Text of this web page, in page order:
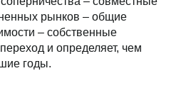
рынков – общие
– собственные
и определяет, чем
годы.